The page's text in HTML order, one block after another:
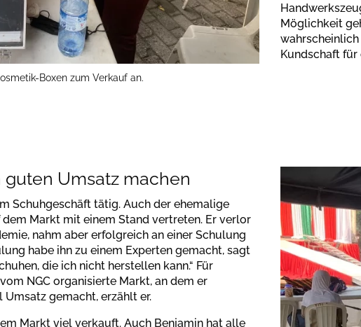
Boxen zum Verkauf an.
Möglichkeit
Kundschaft für
Umsatz machen
Schuhgeschäft tätig. Auch der ehemalige
Markt mit einem Stand vertreten. Er verlor
nahm aber erfolgreich an einer Schulung
habe ihn zu einem Experten gemacht, sagt
die ich nicht herstellen kann.“ Für
NGC organisierte Markt, an dem er
gemacht, erzählt er.
Markt viel verkauft. Auch Benjamin hat alle